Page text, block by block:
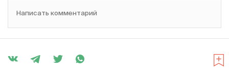
Написать комментарий